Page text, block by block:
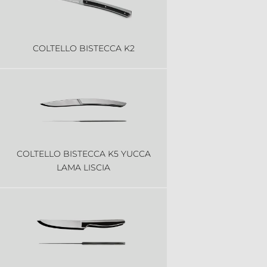
COLTELLO BISTECCA K2
COLTELLO BISTECCA K5 YUCCA
LAMA LISCIA